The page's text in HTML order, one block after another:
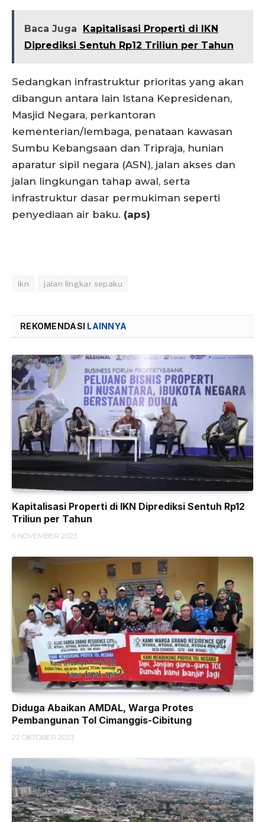
Baca Juga
Kapitalisasi Properti di IKN
Diprediksi Sentuh Rp12 Triliun per Tahun
Sedangkan infrastruktur prioritas yang akan
dibangun antara lain Istana Kepresidenan,
Masjid Negara, perkantoran
kementerian/lembaga, penataan kawasan
Sumbu Kebangsaan dan Tripraja, hunian
aparatur sipil negara (ASN), jalan akses dan
jalan lingkungan tahap awal, serta
infrastruktur dasar permukiman seperti
penyediaan air baku. (aps)
ikn jalan lingkar sepaku
REKOMENDASI LAINNYA
Kapitalisasi Properti di IKN Diprediksi Sentuh Rp12
Triliun per Tahun
6 NOVEMBER 2023
Diduga Abaikan AMDAL, Warga Protes
Pembangunan Tol Cimanggis-Cibitung
22 OKTOBER 2023